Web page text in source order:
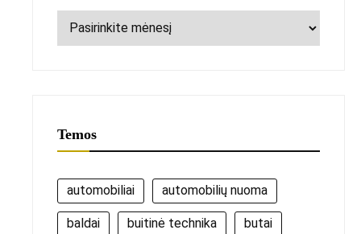
Archyvai
Temos
automobiliai automobilių nuoma
baldai buitinė technika butai